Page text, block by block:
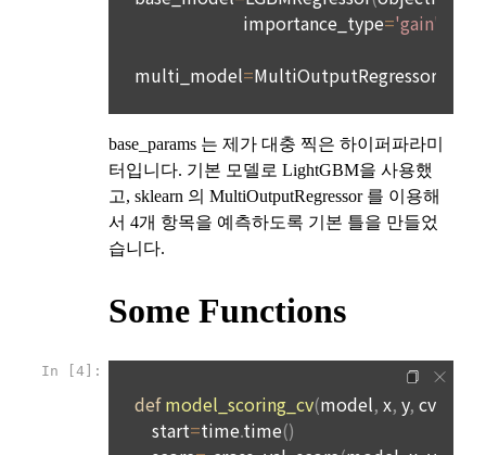
5. '회사' 약관의 조항에 따른 정책을 제정 및 변경할 권리를 가지
“회사” 홈페이지의 공지게시판에 그 적용일자 7일 이전부터 적
6. "회원"은 변경된 약관에 대해 거부할 권리가 있다. "회원"은 변
경된 약관이 공지된 지 15일 이내에 거부의사를 표명할 수 있다.
"회원"이 거부하는 경우 본 서비스 제공자인 "회사"는 15일의 기
간을 정하여 "회원"에게 사전 통지 후 당해 "회원"과의 계약을 해
지할 수 있다. 만약, "회원"이 거부의사를 표시하지 않거나, 전항
에 따라 시행일 이후에 "서비스"를 이용하는 경우에는 동의한 것
1. 이 약관에서 규정하지 않은 사항에 관해서는 약관의규제등에
관한법률, 전기통신기본법, 전기통신사업법, 정보통신망이용촉
진등에관한법률, 전자상거래 등에서의 소비자보호에 관한 법률,
전자문서 및 전자거래기본법, 전자금융거래법, 전자서명법, 소
서비스의 이용자에 한해 추가 개인정보 수집이 발생할 수 있습
집 및 이용목적, 개인정보의 보관기간’에 대해 안내 드리고 동의
를 받습니다.
2) 데이콘 인재풀 등록 시 수집하는 항목
여부, 사용 가능한 프로그래밍 언어 및 사용 경험, 프로젝트 또는
대회 코드 링크1개, 구직 의향, 희망근무지역
력, 개인 운영 사이트 링크(GitHub, Linkedin 등) ,영상, ppt
3) 모바일 서비스 이용 시 수집되는 항목